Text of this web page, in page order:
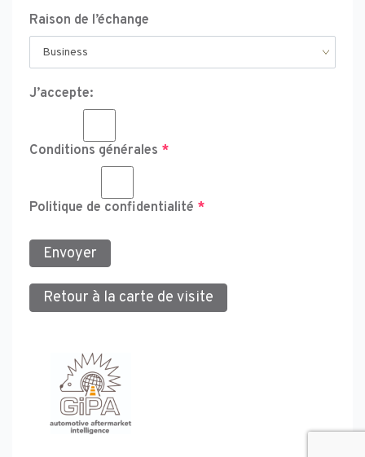
Raison de l’échange
J’accepte:
Conditions générales *
Politique de confidentialité *
Envoyer
Retour à la carte de visite